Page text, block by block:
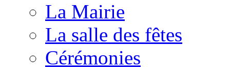
La Mairie
La salle des fêtes
Cérémonies